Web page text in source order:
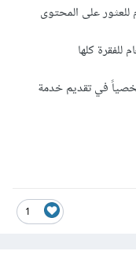
للعثور على المحتوى
كلها
في تقديم خدمة
1